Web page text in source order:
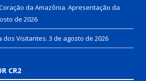
Coração da Amazônia. Apresentação da
de 2026
dos Visitantes. 3 de agosto de 2026
CR2